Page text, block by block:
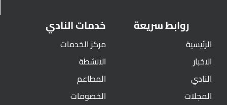
روابط سريعة
الرئيسية
الاخبار
النادي
المجلات
خدمات النادي
مركز الخدمات
الانشطة
المطاعم
الخصومات